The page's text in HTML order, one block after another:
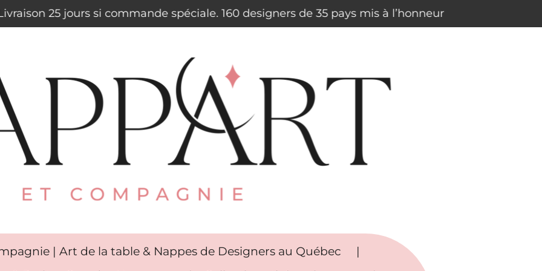
25 jours si commande spéciale. 160 designers de 35 pays mis à l’honneur
| Art de la table & Nappes de Designers au Québec